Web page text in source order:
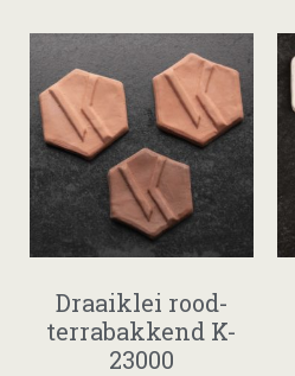
Draaiklei rood-
terrabakkend K-
23000